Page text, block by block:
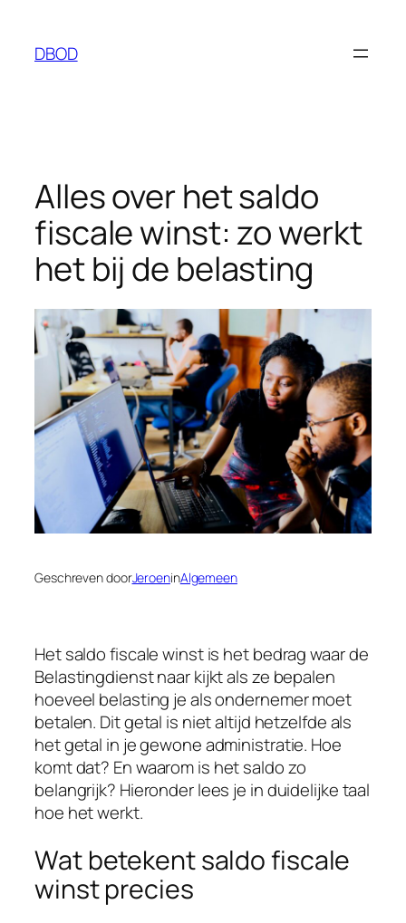
DBOD
Alles over het saldo
fiscale winst: zo werkt
het bij de belasting
Geschreven doorJeroeninAlgemeen
Het saldo fiscale winst is het bedrag waar de
Belastingdienst naar kijkt als ze bepalen
hoeveel belasting je als ondernemer moet
betalen. Dit getal is niet altijd hetzelfde als
het getal in je gewone administratie. Hoe
komt dat? En waarom is het saldo zo
belangrijk? Hieronder lees je in duidelijke taal
hoe het werkt.
Wat betekent saldo fiscale
winst precies